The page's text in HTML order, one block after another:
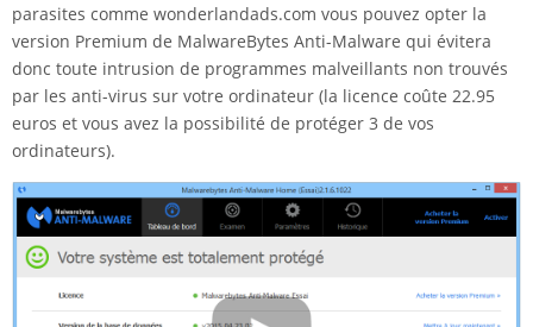
parasites comme wonderlandads.com vous pouvez opter la
version Premium de MalwareBytes Anti-Malware qui évitera
donc toute intrusion de programmes malveillants non trouvés
par les anti-virus sur votre ordinateur (la licence coûte 22.95
euros et vous avez la possibilité de protéger 3 de vos
ordinateurs).